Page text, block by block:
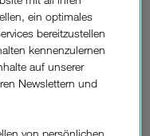
3Hilft unterstützt
Jahr wieder den
Wien. Je kälter es
warme Mahlzeit des
ein optimales
bereitzustellen
kennenzulernen
auf unserer
Newslettern und